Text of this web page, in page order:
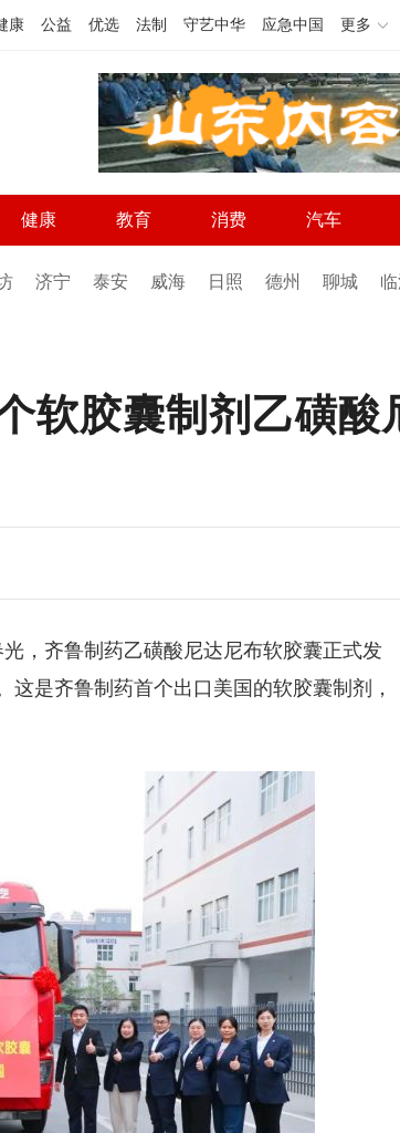
康 公益 优选 法制 守艺中华 应急中国 更多
健康 教育 消费 汽车
济宁 泰安 威海 日照 德州 聊城
软胶囊制剂乙磺
， 齐鲁制药乙磺酸尼达尼布软胶囊正式发
是齐鲁制药首个出口美国的软胶囊制剂，